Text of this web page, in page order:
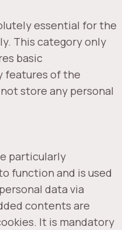
essential for the
This category only
basic
features of the
store any personal
particularly
function and is used
data via
contents are
It is mandatory